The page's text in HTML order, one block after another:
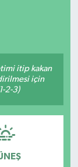
itip kakan
için
2-3)